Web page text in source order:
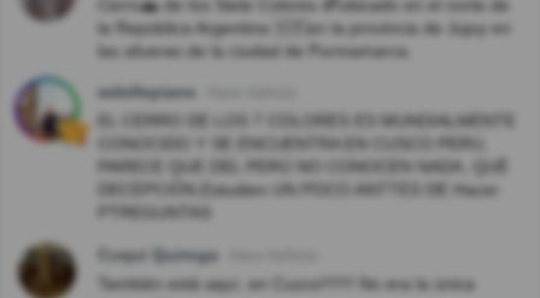
Cerro⛰️ de los Siete Colores 🌈ubicado en el norte de
la República Argentina 🇦🇷en la provincia de Jujuy en
las afueras de la ciudad de Purmamarca.
wdellepiane
EL CERRO DE LOS 7 COLORES ES MUNDIALMENTE
CONOCIDO Y SE ENCUENTRA EN CUSCO.PERU,
PARECE QUE DEL PERÚ NO CONOCEN NADA, QUÉ
DECEPCIÓN,Estudien UN POCO ANTTES DE Hacer
Cuqui Quiroga
También está aquí, en Cuzco!!!!!!! No era la única